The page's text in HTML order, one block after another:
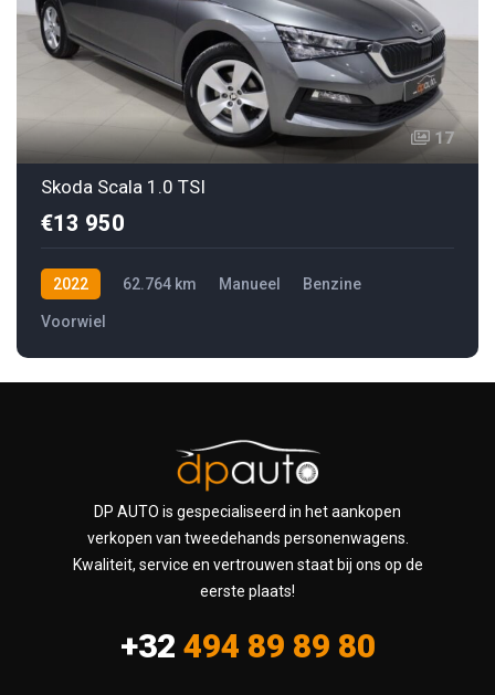
17
Skoda Scala 1.0 TSI
€13 950
2022 62.764 km Manueel Benzine
Voorwiel
DP AUTO is gespecialiseerd in het aankopen
verkopen van tweedehands personenwagens.
Kwaliteit, service en vertrouwen staat bij ons op de
eerste plaats!
+32 494 89 89 80